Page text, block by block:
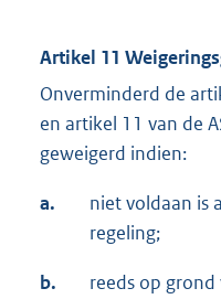
Artikel 11
Onverminderd de
en artikel 11 van de
geweigerd indien:
a.
niet voldaan is
regeling;
b.
reeds op grond